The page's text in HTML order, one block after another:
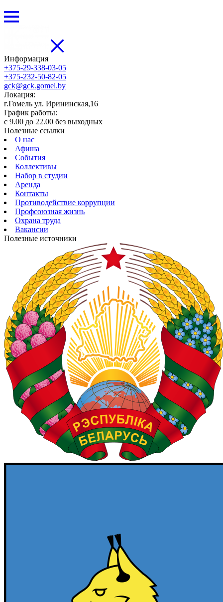
Информация
+375-29-338-03-05
+375-232-50-82-05
gck@gck.gomel.by
Локация:
г.Гомель ул. Ирининская,16
График работы:
с 9.00 до 22.00 без выходных
Полезные ссылки
О нас
Афиша
События
Коллективы
Набор в студии
Аренда
Контакты
Противодействие коррупции
Профсоюзная жизнь
Охрана труда
Вакансии
Полезные источники